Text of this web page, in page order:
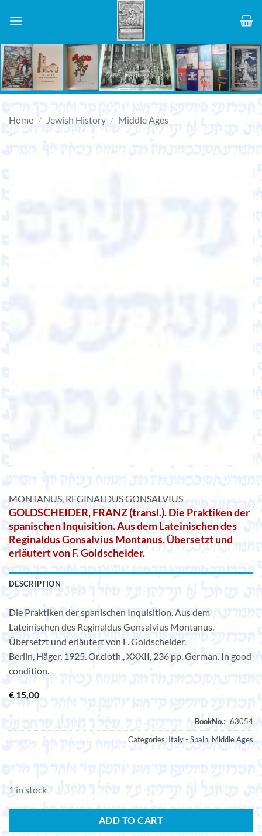
Home / Jewish History / Middle Ages
MONTANUS, REGINALDUS GONSALVIUS
GOLDSCHEIDER, FRANZ (transl.). Die Praktiken der
spanischen Inquisition. Aus dem Lateinischen des
Reginaldus Gonsalvius Montanus. Übersetzt und
erläutert von F. Goldscheider.
DESCRIPTION
Die Praktiken der spanischen Inquisition. Aus dem
Lateinischen des Reginaldus Gonsalvius Montanus.
Übersetzt und erläutert von F. Goldscheider.
Berlin, Häger, 1925. Or.cloth., XXXII, 236 pp. German. In good
condition.
€ 15,00
Categories: Italy - Spain, Middle Ages
1 in stock
ADD TO CART